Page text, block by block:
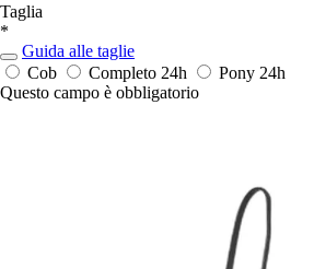
Taglia
*
Guida alle taglie
Cob
Completo 24h Pony 24h
Questo campo è obbligatorio